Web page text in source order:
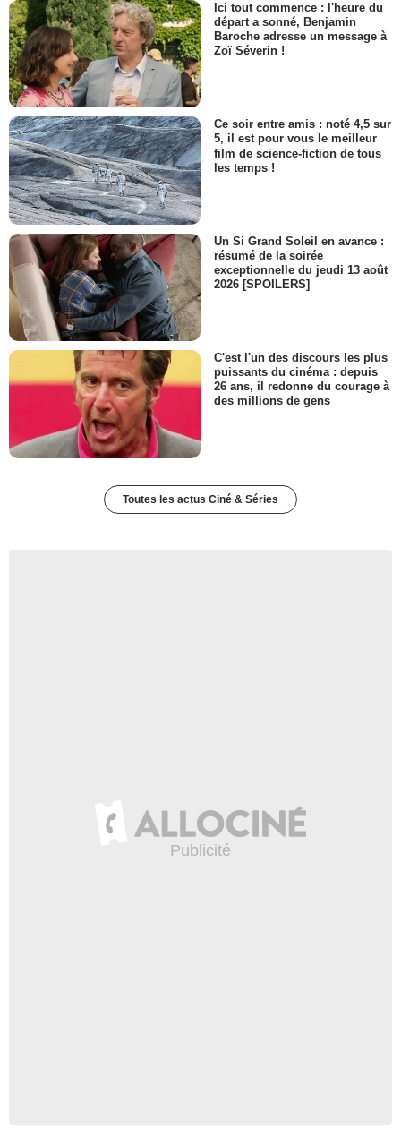
Ici tout commence : l'heure du
départ a sonné, Benjamin
Baroche adresse un message à
Zoï Séverin !
Ce soir entre amis : noté 4,5 sur
5, il est pour vous le meilleur
film de science-fiction de tous
les temps !
Un Si Grand Soleil en avance :
résumé de la soirée
exceptionnelle du jeudi 13 août
2026 [SPOILERS]
C'est l'un des discours les plus
puissants du cinéma : depuis
26 ans, il redonne du courage à
des millions de gens
Toutes les actus Ciné & Séries